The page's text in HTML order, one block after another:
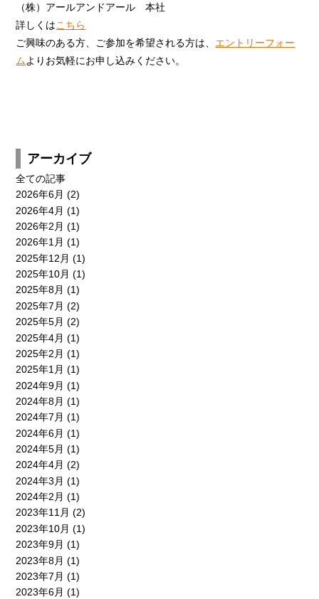
（株）アールアンドアール 本社
詳しくはこちら
ご興味のある方、ご参加を希望される方は、 エントリーフォー
ムよりお気軽にお申し込みください。
アーカイブ
全ての記事
2026年6月 (2)
2026年4月 (1)
2026年2月 (1)
2026年1月 (1)
2025年12月 (1)
2025年10月 (1)
2025年8月 (1)
2025年7月 (2)
2025年5月 (2)
2025年4月 (1)
2025年2月 (1)
2025年1月 (1)
2024年9月 (1)
2024年8月 (1)
2024年7月 (1)
2024年6月 (1)
2024年5月 (1)
2024年4月 (2)
2024年3月 (1)
2024年2月 (1)
2023年11月 (2)
2023年10月 (1)
2023年9月 (1)
2023年8月 (1)
2023年7月 (1)
2023年6月 (1)